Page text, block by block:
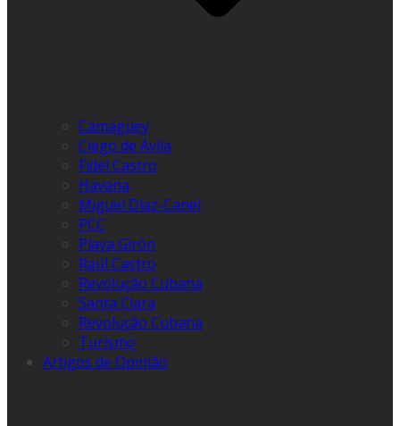
Camagüey
Ciego de Ávila
Fidel Castro
Havana
Miguel Díaz-Canel
PCC
Playa Girón
Raúl Castro
Revolução Cubana
Santa Clara
Revolução Cubana
Turismo
Artigos de Opinião